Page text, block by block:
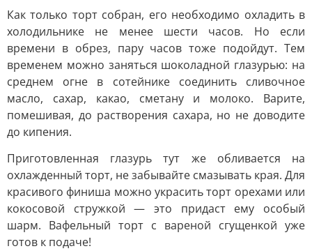
Как только торт собран, его необходимо охладить в
холодильнике не менее шести часов. Но если
времени в обрез, пару часов тоже подойдут. Тем
временем можно заняться шоколадной глазурью: на
среднем огне в сотейнике соединить сливочное
масло, сахар, какао, сметану и молоко. Варите,
помешивая, до растворения сахара, но не доводите
до кипения.
Приготовленная глазурь тут же обливается на
охлажденный торт, не забывайте смазывать края. Для
красивого финиша можно украсить торт орехами или
кокосовой стружкой — это придаст ему особый
шарм. Вафельный торт с вареной сгущенкой уже
готов к подаче!